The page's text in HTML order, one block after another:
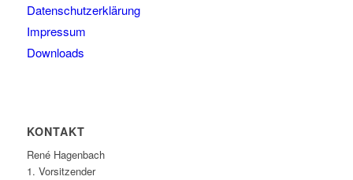
Datenschutzerklärung
Impressum
Downloads
KONTAKT
René Hagenbach
1. Vorsitzender